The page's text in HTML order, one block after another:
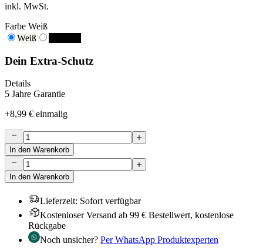
inkl. MwSt.
Farbe Weiß
Weiß
Dein Extra-Schutz
Details
5 Jahre Garantie
+8,99 € einmalig
In den Warenkorb
In den Warenkorb
Lieferzeit: Sofort verfügbar
Kostenloser Versand ab 99 € Bestellwert, kostenlose
Rückgabe
Noch unsicher? Per WhatsApp Produktexperten